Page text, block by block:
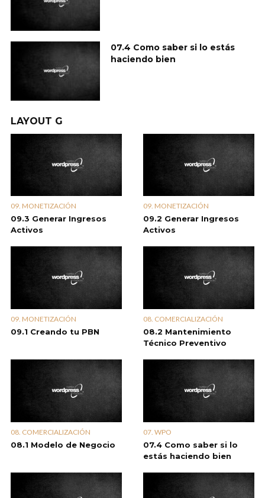
07.4 Como saber si lo estás
haciendo bien
LAYOUT G
09. MONETIZACIÓN
09.3 Generar Ingresos
Activos
09. MONETIZACIÓN
09.2 Generar Ingresos
Activos
09. MONETIZACIÓN
09.1 Creando tu PBN
08. COMERCIALIZACIÓN
08.2 Mantenimiento
Técnico Preventivo
08. COMERCIALIZACIÓN
08.1 Modelo de Negocio
07. WPO
07.4 Como saber si lo
estás haciendo bien